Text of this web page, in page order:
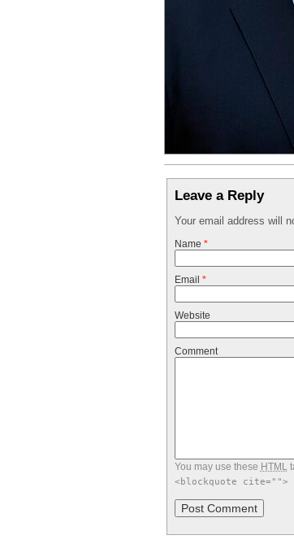
Leave a Reply
Your email address will
Name *
Email *
Website
Comment
You may use these HTML
<blockquote cite="">